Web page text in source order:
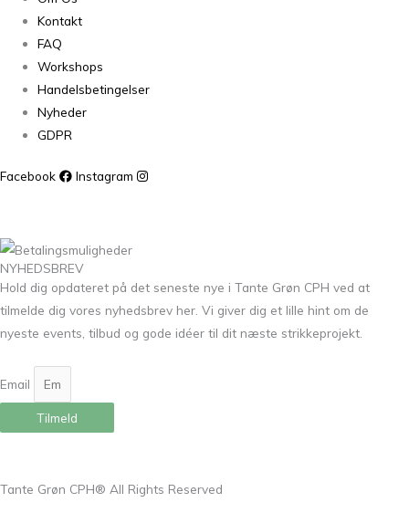
Kontakt
FAQ
Workshops
Handelsbetingelser
Nyheder
GDPR
Facebook Instagram
NYHEDSBREV
Hold dig opdateret på det seneste nye i Tante Grøn CPH ved at
tilmelde dig vores nyhedsbrev her. Vi giver dig et lille hint om de
nyeste events, tilbud og gode idéer til dit næste strikkeprojekt.
Email
Tilmeld
Tante Grøn CPH® All Rights Reserved